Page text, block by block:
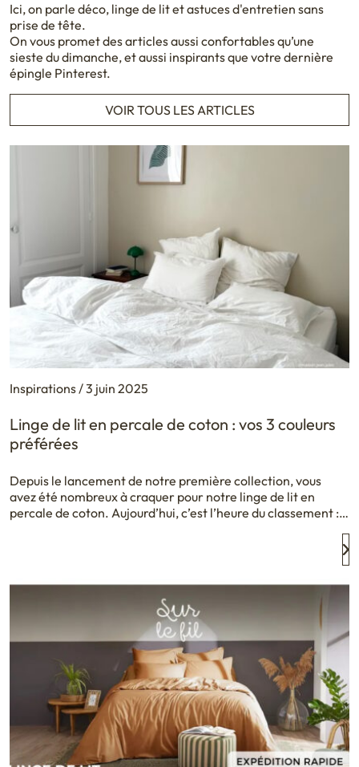
Ici, on parle déco, linge de lit et astuces d'entretien sans
prise de tête.
On vous promet des articles aussi confortables qu’une
sieste du dimanche, et aussi inspirants que votre dernière
épingle Pinterest.
VOIR TOUS LES ARTICLES
Inspirations / 3 juin 2025
Linge de lit en percale de coton : vos 3 couleurs
préférées
Depuis le lancement de notre première collection, vous
avez été nombreux à craquer pour notre linge de lit en
percale de coton. Aujourd’hui, c’est l’heure du classement :